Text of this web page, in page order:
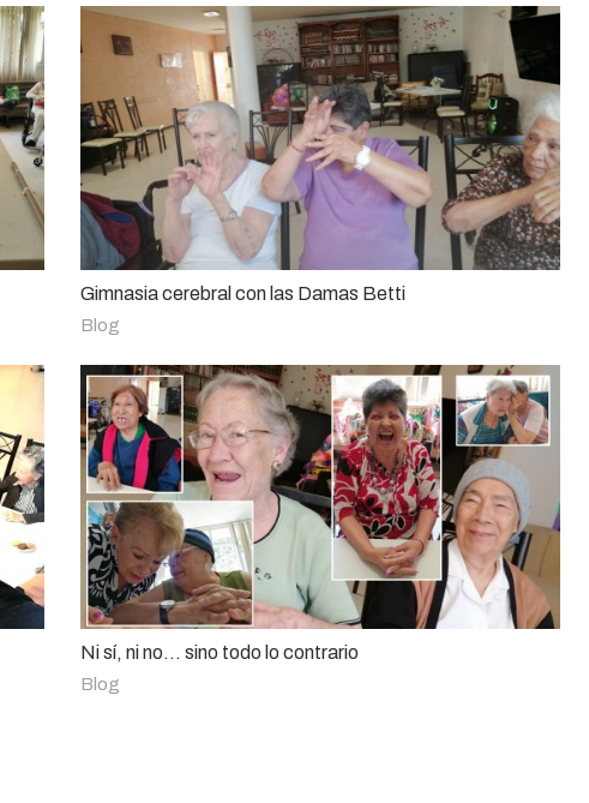
Gimnasia cerebral con las Damas Betti
Blog
Ni sí, ni no... sino todo lo contrario
Blog